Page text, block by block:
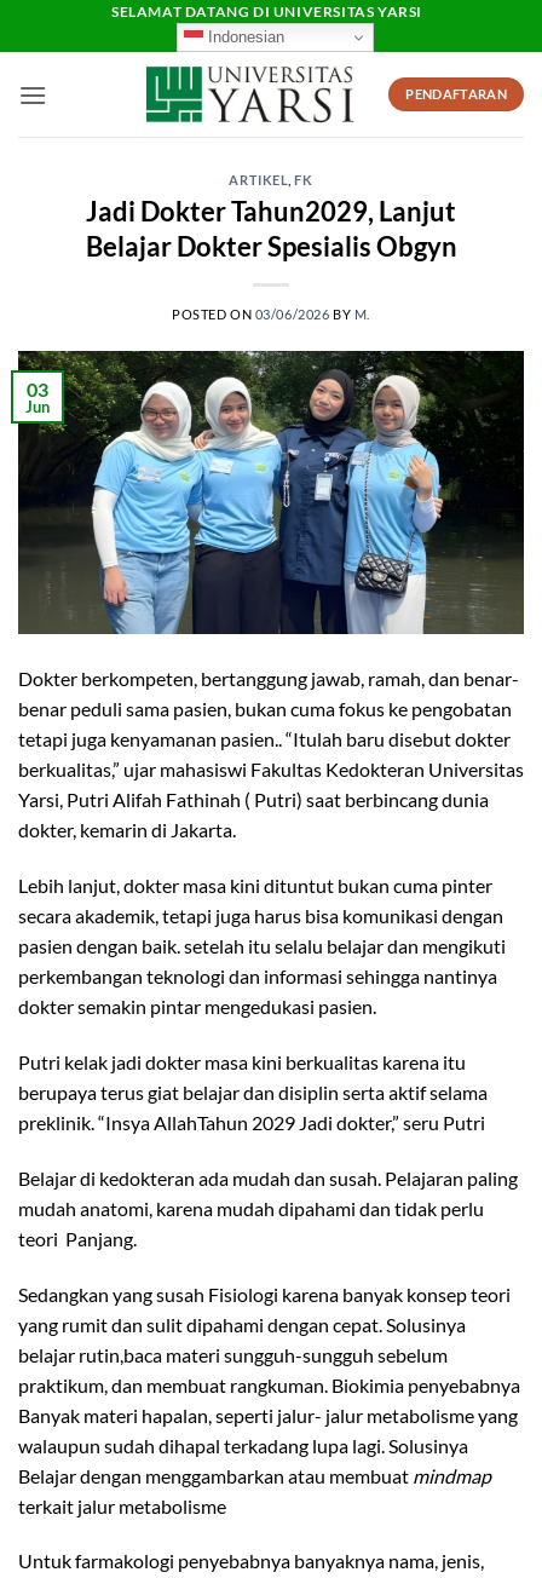
SELAMAT DATANG DI UNIVERSITAS YARSI
Indonesian
PENDAFTARAN
ARTIKEL ,FK
Jadi Dokter Tahun2029, Lanjut
Belajar Dokter Spesialis Obgyn
POSTED ON 03/06/2026 BY M.
03
Jun
Dokter berkompeten, bertanggung jawab, ramah, dan benar-
benar peduli sama pasien, bukan cuma fokus ke pengobatan
tetapi juga kenyamanan pasien.. “Itulah baru disebut dokter
berkualitas,” ujar mahasiswi Fakultas Kedokteran Universitas
Yarsi, Putri Alifah Fathinah ( Putri) saat berbincang dunia
dokter, kemarin di Jakarta.
Lebih lanjut, dokter masa kini dituntut bukan cuma pinter
secara akademik, tetapi juga harus bisa komunikasi dengan
pasien dengan baik. setelah itu selalu belajar dan mengikuti
perkembangan teknologi dan informasi sehingga nantinya
dokter semakin pintar mengedukasi pasien.
Putri kelak jadi dokter masa kini berkualitas karena itu
berupaya terus giat belajar dan disiplin serta aktif selama
preklinik. “Insya AllahTahun 2029 Jadi dokter,” seru Putri
Belajar di kedokteran ada mudah dan susah. Pelajaran paling
mudah anatomi, karena mudah dipahami dan tidak perlu
teori Panjang.
Sedangkan yang susah Fisiologi karena banyak konsep teori
yang rumit dan sulit dipahami dengan cepat. Solusinya
belajar rutin,baca materi sungguh-sungguh sebelum
praktikum, dan membuat rangkuman. Biokimia penyebabnya
Banyak materi hapalan, seperti jalur- jalur metabolisme yang
walaupun sudah dihapal terkadang lupa lagi. Solusinya
Belajar dengan menggambarkan atau membuat mindmap
terkait jalur metabolisme
Untuk farmakologi penyebabnya banyaknya nama, jenis,